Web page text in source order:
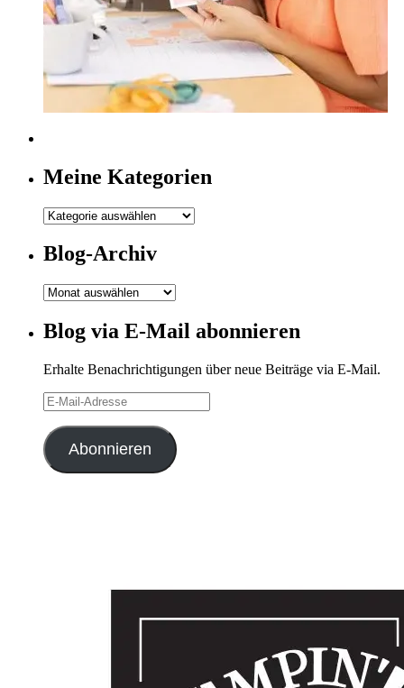
Meine Kategorien
Meine
Blog-Archiv
Blog-
Blog via E-Mail abonnieren
Erhalte Benachrichtigungen über neue Beiträge via E-Mail.
E-
Mail-
Adresse
Abonnieren